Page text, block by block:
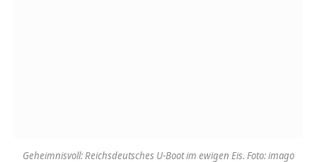
Geheimnisvoll: Reichsdeutsches U-Boot im ewigen Eis. Foto: imago